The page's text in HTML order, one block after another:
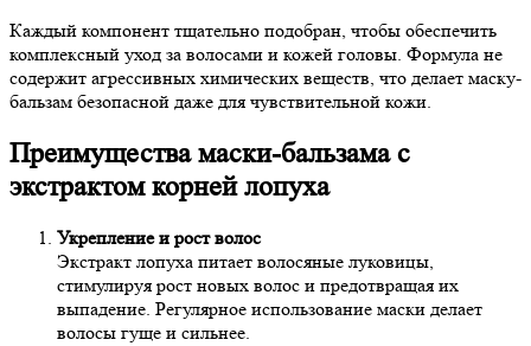
Каждый компонент тщательно подобран, чтобы обеспечить
комплексный уход за волосами и кожей головы. Формула не
содержит агрессивных химических веществ, что делает маску-
бальзам безопасной даже для чувствительной кожи.
Преимущества маски-бальзама с
экстрактом корней лопуха
Укрепление и рост волос
Экстракт лопуха питает волосяные луковицы,
стимулируя рост новых волос и предотвращая их
выпадение. Регулярное использование маски делает
волосы гуще и сильнее.